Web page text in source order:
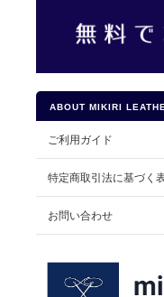
ABOUT MIKIRI
ご利用ガイド
特定商取引法に基づく
お問い合わせ